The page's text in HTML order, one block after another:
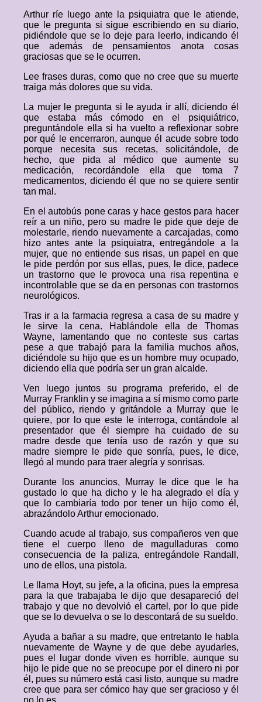
Arthur ríe luego ante la psiquiatra que le atiende,
que le pregunta si sigue escribiendo en su diario,
pidiéndole que se lo deje para leerlo, indicando él
que además de pensamientos anota cosas
graciosas que se le ocurren.
Lee frases duras, como que no cree que su muerte
traiga más dolores que su vida.
La mujer le pregunta si le ayuda ir allí, diciendo él
que estaba más cómodo en el psiquiátrico,
preguntándole ella si ha vuelto a reflexionar sobre
por qué le encerraron, aunque él acude sobre todo
porque necesita sus recetas, solicitándole, de
hecho, que pida al médico que aumente su
medicación, recordándole ella que toma 7
medicamentos, diciendo él que no se quiere sentir
tan mal.
En el autobús pone caras y hace gestos para hacer
reír a un niño, pero su madre le pide que deje de
molestarle, riendo nuevamente a carcajadas, como
hizo antes ante la psiquiatra, entregándole a la
mujer, que no entiende sus risas, un papel en que
le pide perdón por sus ellas, pues, le dice, padece
un trastorno que le provoca una risa repentina e
incontrolable que se da en personas con trastornos
neurológicos.
Tras ir a la farmacia regresa a casa de su madre y
le sirve la cena. Hablándole ella de Thomas
Wayne, lamentando que no conteste sus cartas
pese a que trabajó para la familia muchos años,
diciéndole su hijo que es un hombre muy ocupado,
diciendo ella que podría ser un gran alcalde.
Ven luego juntos su programa preferido, el de
Murray Franklin y se imagina a sí mismo como parte
del público, riendo y gritándole a Murray que le
quiere, por lo que este le interroga, contándole al
presentador que él siempre ha cuidado de su
madre desde que tenía uso de razón y que su
madre siempre le pide que sonría, pues, le dice,
llegó al mundo para traer alegría y sonrisas.
Durante los anuncios, Murray le dice que le ha
gustado lo que ha dicho y le ha alegrado el día y
que lo cambiaría todo por tener un hijo como él,
abrazándolo Arthur emocionado.
Cuando acude al trabajo, sus compañeros ven que
tiene el cuerpo lleno de magulladuras como
consecuencia de la paliza, entregándole Randall,
uno de ellos, una pistola.
Le llama Hoyt, su jefe, a la oficina, pues la empresa
para la que trabajaba le dijo que desapareció del
trabajo y que no devolvió el cartel, por lo que pide
que se lo devuelva o se lo descontará de su sueldo.
Ayuda a bañar a su madre, que entretanto le habla
nuevamente de Wayne y de que debe ayudarles,
pues el lugar donde viven es horrible, aunque su
hijo le pide que no se preocupe por el dinero ni por
él, pues su número está casi listo, aunque su madre
cree que para ser cómico hay que ser gracioso y él
no lo es.